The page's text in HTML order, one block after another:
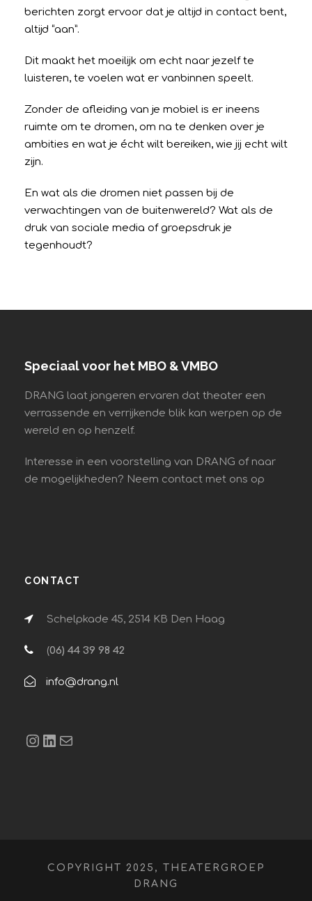
berichten zorgt ervoor dat je altijd in contact bent,
altijd “aan”.
Dit maakt het moeilijk om echt naar jezelf te
luisteren, te voelen wat er vanbinnen speelt.
Zonder de afleiding van je mobiel is er ineens
ruimte om te dromen, om na te denken over je
ambities en wat je écht wilt bereiken, wie jij echt wilt
zijn.
En wat als die dromen niet passen bij de
verwachtingen van de buitenwereld? Wat als de
druk van sociale media of groepsdruk je
tegenhoudt?
Speciaal voor het MBO & VMBO
DRANG laat jongeren ervaren dat theater een
verrassende en verrijkende blik kan werpen op de
wereld en op henzelf.
Interesse in een voorstelling van DRANG of naar
de mogelijkheden? Neem contact met ons op
CONTACT
Schelpkade 45, 2514 KB Den Haag
(06) 44 39 98 42
info@drang.nl
Instagram LinkedIn E-mail
COPYRIGHT 2025, THEATERGROEP
DRANG